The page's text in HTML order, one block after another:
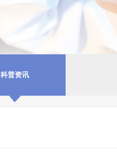
科普资讯